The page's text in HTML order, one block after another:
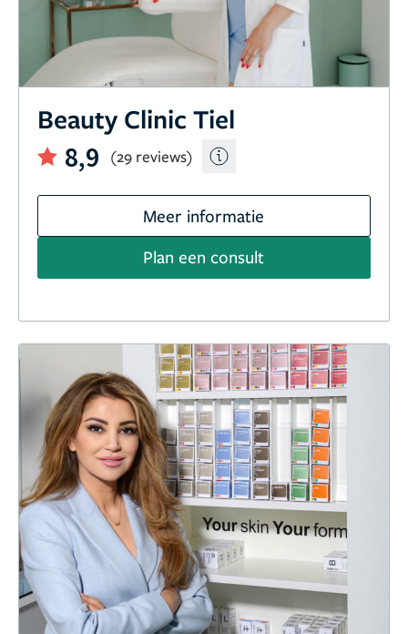
Beauty Clinic Tiel
8,9
(29 reviews)
Meer informatie
Plan een consult